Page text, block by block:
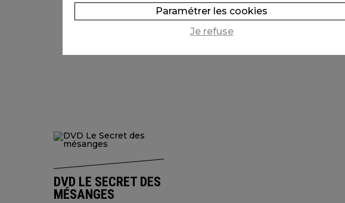
VOUS ÊTES PROFESSIONNELS
DVD LE SECRET DES
MÉSANGES
Paramétrer les cookies
Je refuse